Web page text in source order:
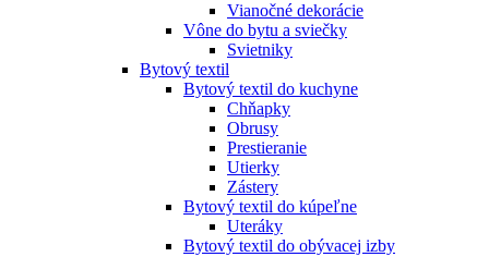
Vianočné dekorácie
Vône do bytu a sviečky
Svietniky
Bytový textil
Bytový textil do kuchyne
Chňapky
Obrusy
Prestieranie
Utierky
Zástery
Bytový textil do kúpeľne
Uteráky
Bytový textil do obývacej izby